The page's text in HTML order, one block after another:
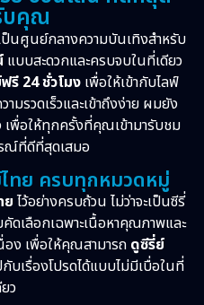
บคุณ
ศูนย์กลางความบันเทิงสำหรับ
แบบสะดวกและครบจบในที่เดียว
รี 24 ชั่วโมง เพื่อให้เข้ากับไลฟ์
มรวดเร็วและเข้าถึงง่าย ผมยัง
เพื่อให้ทุกครั้งที่คุณเข้ามารับชม
ณ์ที่ดีที่สุดเสมอ
ทย ครบทุกหมวดหมู่
ย ไว้อย่างครบถ้วน ไม่ว่าจะเป็นซีรี่
ดเลือกเฉพาะเนื้อหาคุณภาพและ
อง เพื่อให้คุณสามารถ ดูซีรี่ย์
บเรื่องโปรดได้แบบไม่มีเบื่อในที่
ว